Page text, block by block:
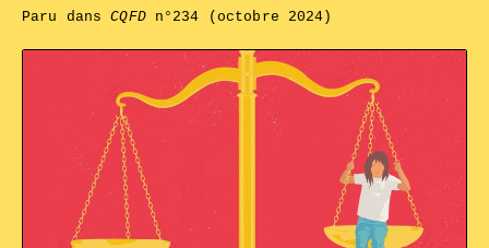
Paru dansCQFDn°234 (octobre 2024)